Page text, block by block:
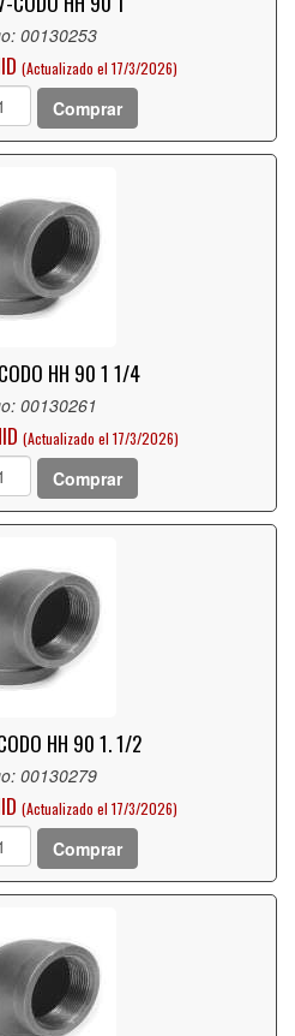
00130253
(Actualizado el 17/3/2026)
Comprar
HH 90 1 1/4
00130261
(Actualizado el 17/3/2026)
Comprar
HH 90 1. 1/2
00130279
(Actualizado el 17/3/2026)
Comprar